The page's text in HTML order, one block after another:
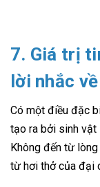
7. Giá trị
lời nhắc
Có một điều đặc
tạo ra bởi sinh vật
Không đến từ
từ hơi thở của đại